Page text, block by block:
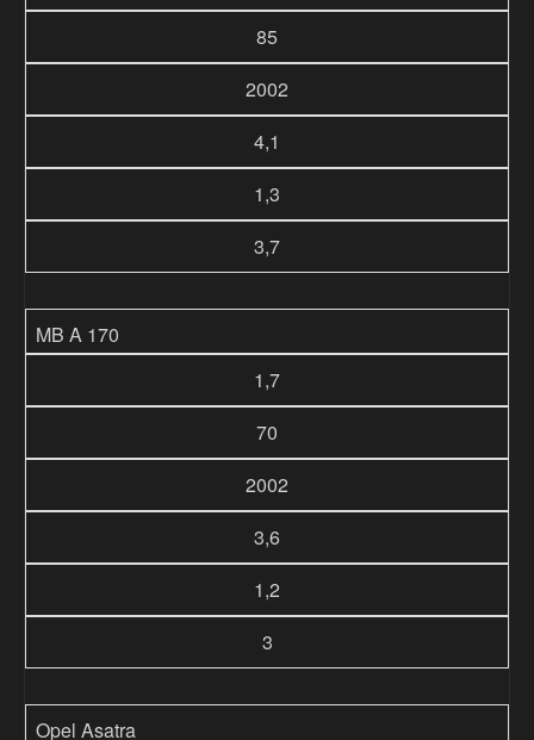
85
2002
4,1
1,3
3,7
MB A 170
1,7
70
2002
3,6
1,2
3
Opel Asatra